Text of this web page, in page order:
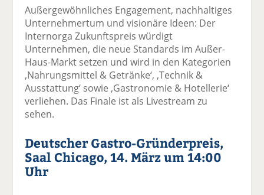
Außergewöhnliches Engagement, nachhaltiges
Unternehmertum und visionäre Ideen: Der
Internorga Zukunftspreis würdigt
Unternehmen, die neue Standards im Außer-
Haus-Markt setzen und wird in den Kategorien
‚Nahrungsmittel & Getränke‘, ‚Technik &
Ausstattung‘ sowie ‚Gastronomie & Hotellerie‘
verliehen. Das Finale ist als Livestream zu
sehen.
Deutscher Gastro-Gründerpreis,
Saal Chicago, 14. März um 14:00
Uhr